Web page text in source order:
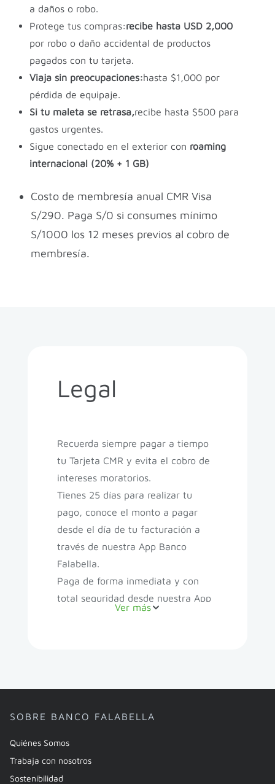
a daños o robo.
Protege tus compras:recibe hasta USD 2,000
por robo o daño accidental de productos
pagados con tu tarjeta.
Viaja sin preocupaciones:hasta $1,000 por
pérdida de equipaje.
Si tu maleta se retrasa,recibe hasta $500 para
gastos urgentes.
Sigue conectado en el exterior con roaming
internacional (20% + 1 GB)
Costo de membresía anual CMR Visa
S/290. Paga S/0 si consumes mínimo
S/1000 los 12 meses previos al cobro de
membresía.
Legal
Recuerda siempre pagar a tiempo
tu Tarjeta CMR y evita el cobro de
intereses moratorios.
Tienes 25 días para realizar tu
pago, conoce el monto a pagar
desde el día de tu facturación a
través de nuestra App Banco
Falabella.
Paga de forma inmediata y con
total seguridad desde nuestra App
con tu Cuenta Banco Falabella o
Ver más
SOBRE BANCO FALABELLA
Quiénes Somos
Trabaja con nosotros
Sostenibilidad